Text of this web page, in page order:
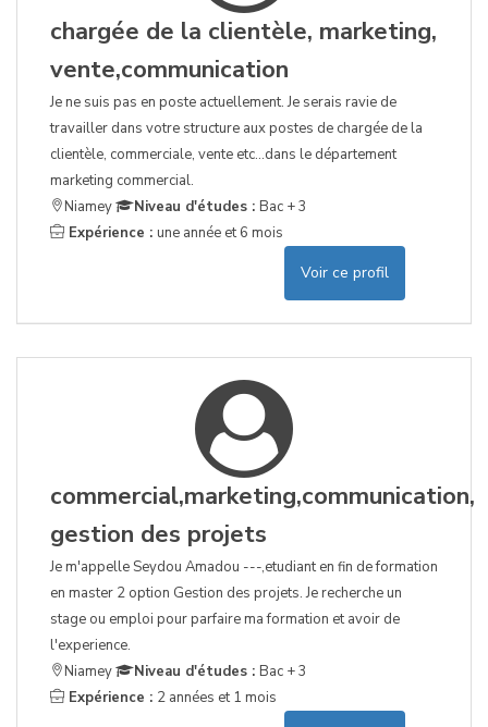
chargée de la clientèle, marketing,
vente,communication
Je ne suis pas en poste actuellement. Je serais ravie de
travailler dans votre structure aux postes de chargée de la
clientèle, commerciale, vente etc...dans le département
marketing commercial.
Niamey
Niveau d'études : Bac + 3
Expérience : une année et 6 mois
Voir ce profil
commercial,marketing,communication,
gestion des projets
Je m'appelle Seydou Amadou ---,etudiant en fin de formation
en master 2 option Gestion des projets. Je recherche un
stage ou emploi pour parfaire ma formation et avoir de
l'experience.
Niamey
Niveau d'études : Bac + 3
Expérience : 2 années et 1 mois